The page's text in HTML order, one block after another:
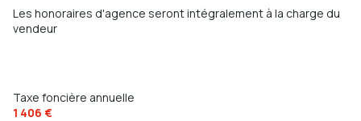
Chauffage individuel : air pulsé (climatisation)
2 niveau(x)
Les honoraires d'agence seront intégralement à la charge du
vendeur
Taxe foncière annuelle
1 406 €